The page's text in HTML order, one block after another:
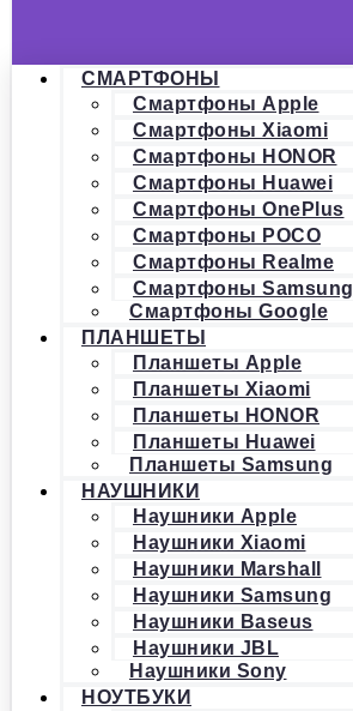
СМАРТФОНЫ
Смартфоны Apple
Смартфоны Xiaomi
Смартфоны HONOR
Смартфоны Huawei
Смартфоны OnePlus
Смартфоны POCO
Смартфоны Realme
Смартфоны Samsung
Смартфоны Google
ПЛАНШЕТЫ
Планшеты Apple
Планшеты Xiaomi
Планшеты HONOR
Планшеты Huawei
Планшеты Samsung
НАУШНИКИ
Наушники Apple
Наушники Xiaomi
Наушники Marshall
Наушники Samsung
Наушники Baseus
Наушники JBL
Наушники Sony
НОУТБУКИ